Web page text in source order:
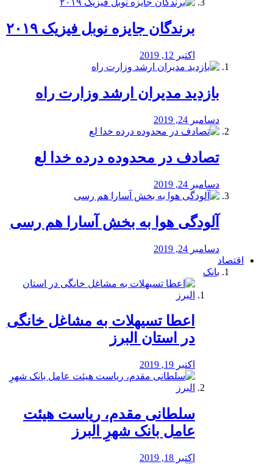
برندگان جایزه نوبل فیزیک ۲۰۱۹
اکتبر 12, 2019
بازدید مدیران ارشد وزارت راه
دسامبر 24, 2019
تصادف در محدوده درده خدا لع
دسامبر 24, 2019
آلودگی هوا به بخش آسارا هم رسی
دسامبر 24, 2019
اقتصاد
بانک
️اعطا تسیهلات به مشاغل خانگی
در استان البرز
اکتبر 19, 2019
سلطانی مقدم، ریاست هیئت
عامل بانک شهرِ البرز
اکتبر 18, 2019